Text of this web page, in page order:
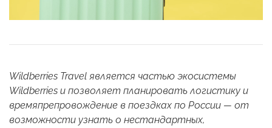
Wildberries Travel является частью экосистемы
Wildberries и позволяет планировать логистику и
времяпрепровождение в поездках по России — от
возможности узнать о нестандартных,